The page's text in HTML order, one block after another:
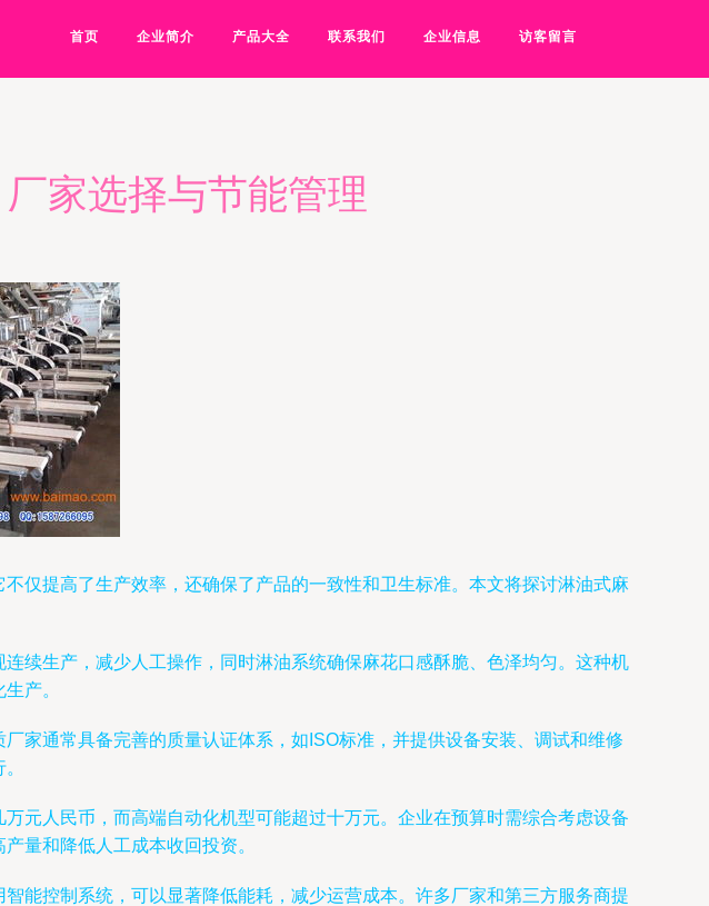
首页 企业简介 产品大全 联系我们 企业信息 访客留言
家选择与节能管理
仅提高了生产效率，还确保了产品的一致性和卫生标准。本文将探讨淋油式麻
续生产，减少人工操作，同时淋油系统确保麻花口感酥脆、色泽均匀。这种机
产。
家通常具备完善的质量认证体系，如ISO标准，并提供设备安装、调试和维修
元人民币，而高端自动化机型可能超过十万元。企业在预算时需综合考虑设备
量和降低人工成本收回投资。
能控制系统，可以显著降低能耗，减少运营成本。许多厂家和第三方服务商提